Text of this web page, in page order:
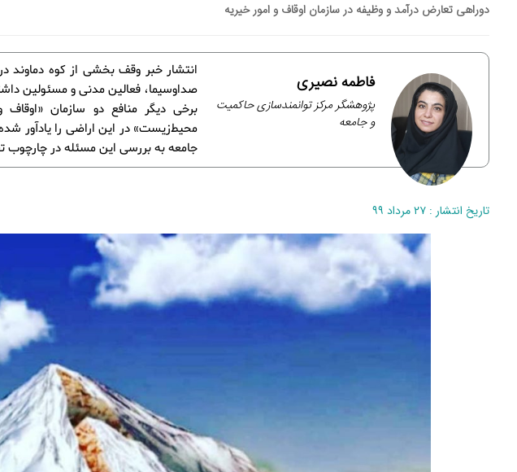
دوراهی تعارض درآمد و وظیفه در سازمان اوقاف و امور خیریه
انتشار خبر وقف بخشی از کوه دماوند
صداوسیما، فعالین مدنی و مسئولین
برخی دیگر منافع دو سازمان «اوقاف
محیط‌زیست» در این اراضی را یادآور
جامعه به بررسی این مسئله در چارچوب
فاطمه نصیری
پژوهشگر مرکز توانمندسازی حاکمیت
و جامعه
تاریخ انتشار : ۲۷ مرداد ۹۹